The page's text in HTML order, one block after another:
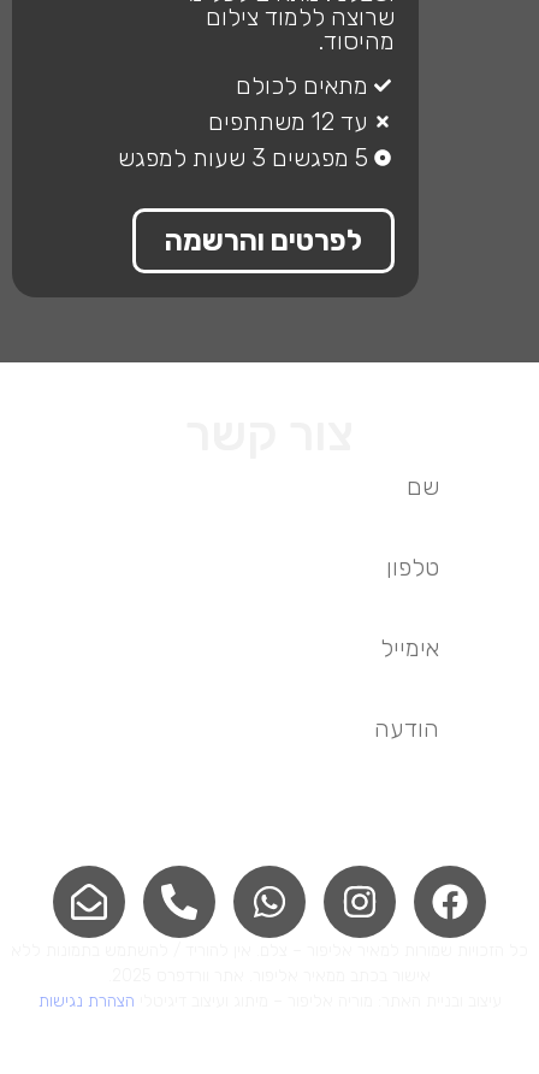
שרוצה ללמוד צילום
מהיסוד.
מתאים לכולם
עד 12 משתתפים
5 מפגשים 3 שעות למפגש
לפרטים והרשמה
הצהרת נגישות